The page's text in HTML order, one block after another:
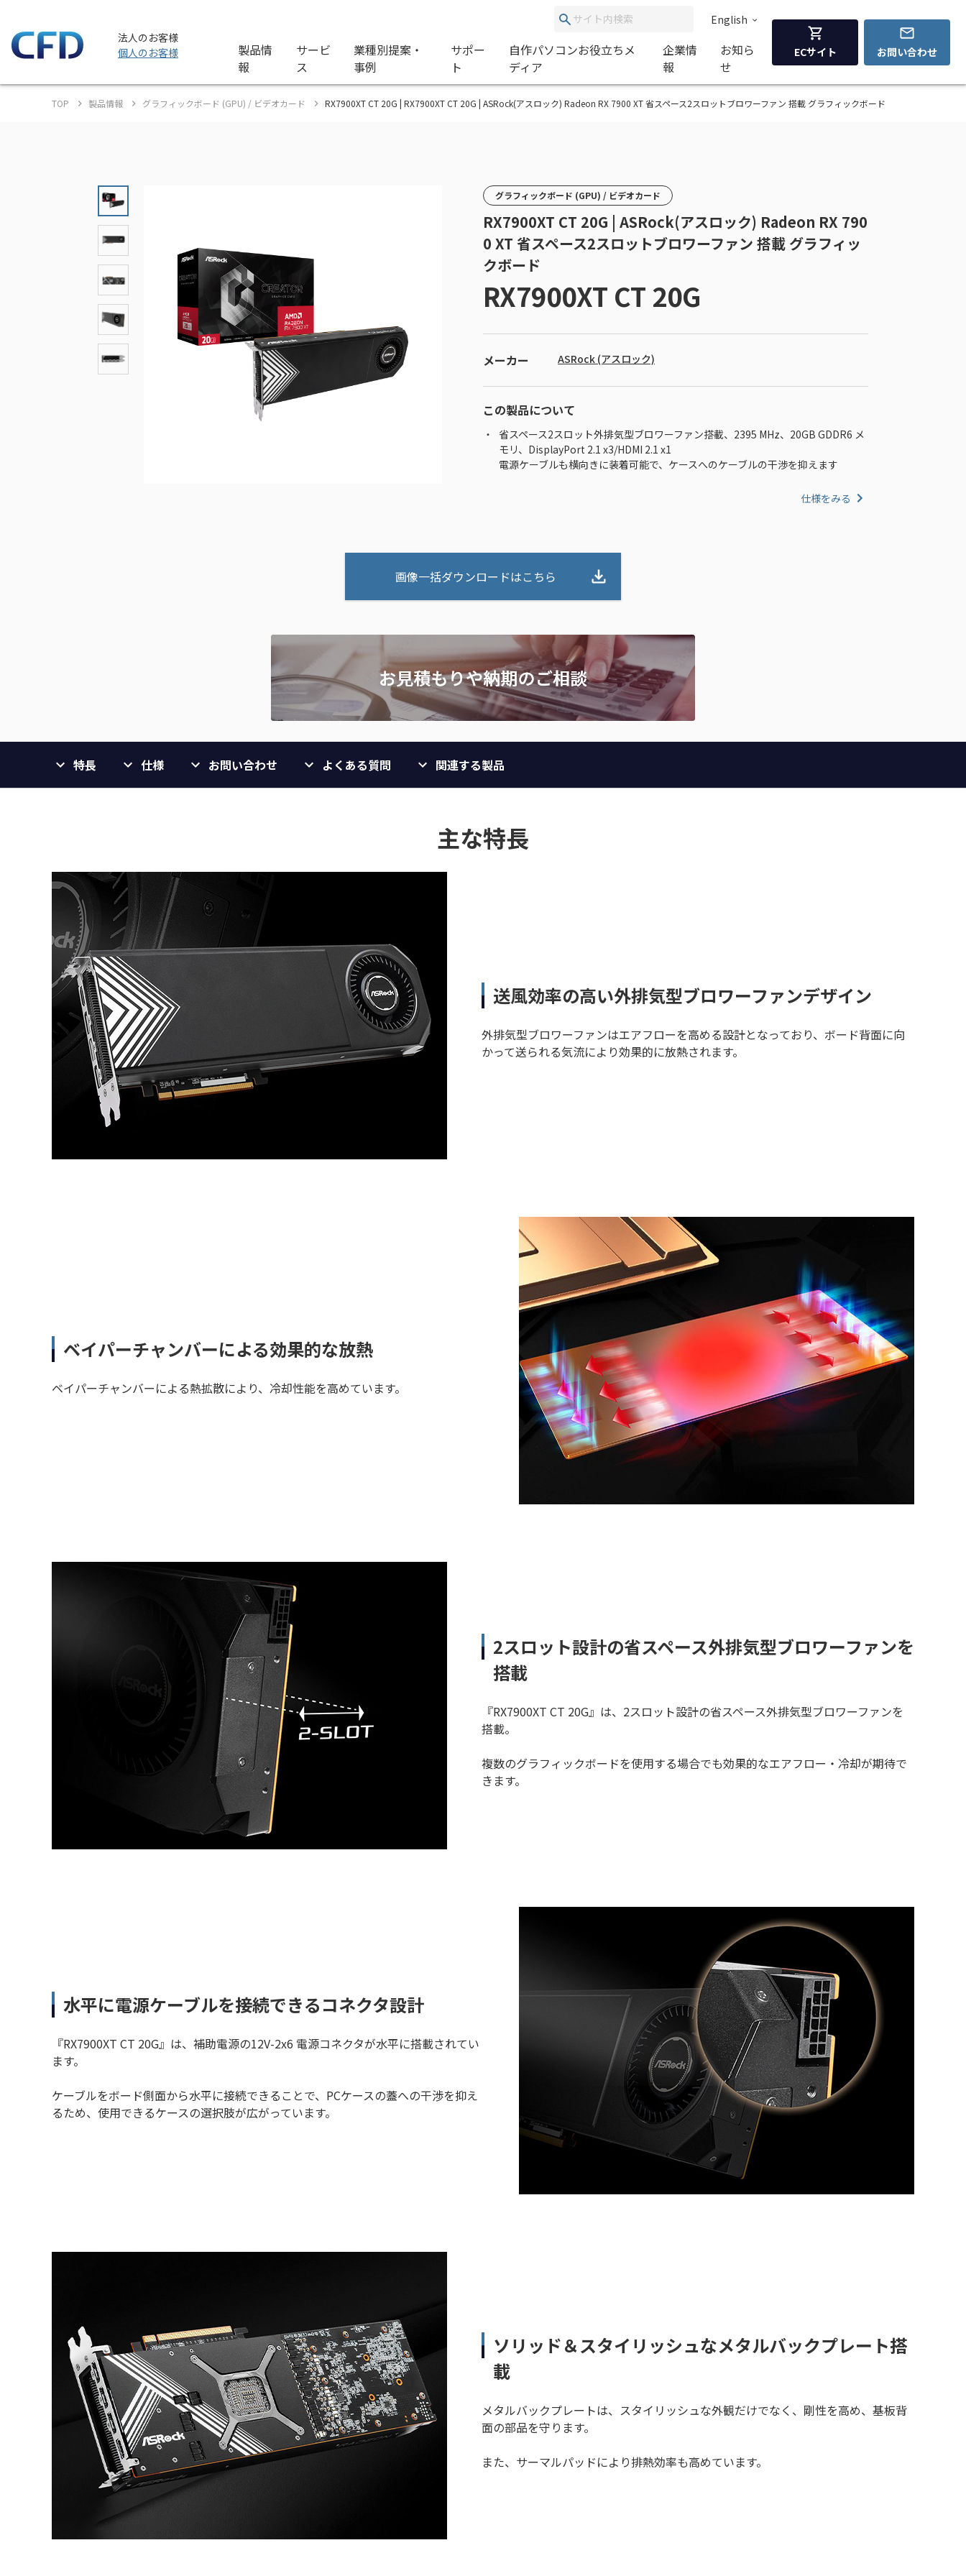
法人のお客様
個人のお客様
English
製品情
報
サービ
ス
業種別提案・
事例
サポー
ト
自作パソコンお役立ちメ
ディア
企業情
報
お知ら
せ
ECサイト お問い合わせ
TOP 製品情報 グラフィックボード (GPU) / ビデオカード RX7900XT CT 20G | RX7900XT CT 20G | ASRock(アスロック) Radeon RX 7900 XT 省スペース2スロットブロワーファン 搭載 グラフィックボード
グラフィックボード (GPU) / ビデオカード
RX7900XT CT 20G | ASRock(アスロック) Radeon RX 790
0 XT 省スペース2スロットブロワーファン 搭載 グラフィッ
クボード
RX7900XT CT 20G
メーカー ASRock (アスロック)
この製品について
省スペース2スロット外排気型ブロワーファン搭載、2395 MHz、20GB GDDR6 メ
モリ、DisplayPort 2.1 x3/HDMI 2.1 x1
電源ケーブルも横向きに装着可能で、ケースへのケーブルの干渉を抑えます
仕様をみる
画像一括ダウンロードはこちら
特長 仕様 お問い合わせ よくある質問 関連する製品
主な特長
送風効率の高い外排気型ブロワーファンデザイン
外排気型ブロワーファンはエアフローを高める設計となっており、ボード背面に向
かって送られる気流により効果的に放熱されます。
ベイパーチャンバーによる効果的な放熱
ベイパーチャンバーによる熱拡散により、冷却性能を高めています。
2スロット設計の省スペース外排気型ブロワーファンを
搭載
『RX7900XT CT 20G』は、2スロット設計の省スペース外排気型ブロワーファンを
搭載。
複数のグラフィックボードを使用する場合でも効果的なエアフロー・冷却が期待で
きます。
水平に電源ケーブルを接続できるコネクタ設計
『RX7900XT CT 20G』は、補助電源の12V-2x6 電源コネクタが水平に搭載されてい
ます。
ケーブルをボード側面から水平に接続できることで、PCケースの蓋への干渉を抑え
るため、使用できるケースの選択肢が広がっています。
ソリッド＆スタイリッシュなメタルバックプレート搭
載
メタルバックプレートは、スタイリッシュな外観だけでなく、剛性を高め、基板背
面の部品を守ります。
また、サーマルパッドにより排熱効率も高めています。